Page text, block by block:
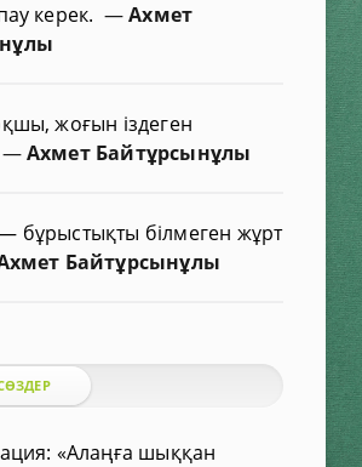
керек. —Ахмет
жоғын іздеген
—Ахмет Байтұрсынұлы
бұрыстықты білмеген жұрт
Байтұрсынұлы
«Алаңға шыққан